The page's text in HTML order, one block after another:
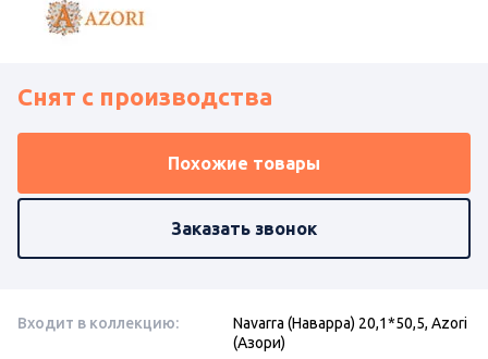
Снят с производства
Похожие товары
Заказать звонок
Входит в коллекцию:
Navarra (Наварра) 20,1*50,5, Azori
(Азори)